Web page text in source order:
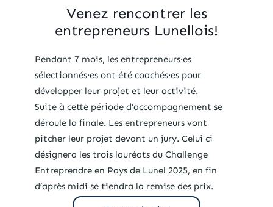
Venez rencontrer les
entrepreneurs Lunellois!
Pendant 7 mois, les entrepreneurs·es
sélectionnés·es ont été coachés·es pour
développer leur projet et leur activité.
Suite à cette période d’accompagnement se
déroule la finale. Les entrepreneurs vont
pitcher leur projet devant un jury. Celui ci
désignera les trois lauréats du Challenge
Entreprendre en Pays de Lunel 2025, en fin
d’après midi se tiendra la remise des prix.